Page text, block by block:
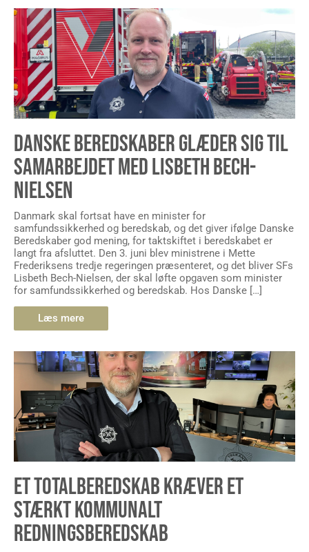
DANSKE BEREDSKABER GLÆDER SIG TIL
SAMARBEJDET MED LISBETH BECH-
NIELSEN
Danmark skal fortsat have en minister for
samfundssikkerhed og beredskab, og det giver ifølge Danske
Beredskaber god mening, for taktskiftet i beredskabet er
langt fra afsluttet. Den 3. juni blev ministrene i Mette
Frederiksens tredje regeringen præsenteret, og det bliver SFs
Lisbeth Bech-Nielsen, der skal løfte opgaven som minister
for samfundssikkerhed og beredskab. Hos Danske […]
Læs mere
ET TOTALBEREDSKAB KRÆVER ET
STÆRKT KOMMUNALT
REDNINGSBEREDSKAB